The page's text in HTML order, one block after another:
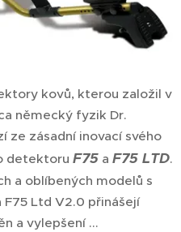
kovů, kterou založil v
německý fyzik Dr.
ze zásadní inovací svého
detektoru F75 a F75 LTD.
a oblíbených modelů s
F75 Ltd V2.0 přinášejí
a vylepšení ...